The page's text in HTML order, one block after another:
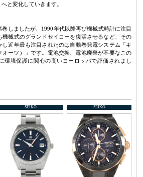
と変化していきます。
しましたが、1990年代以降再び機械式時計に注目
機械式のグランドセイコーを復活させるなど、その
近年最も注目されたのは自動巻発電システム「キ
オーツ）」です。電池交換、電池廃棄が不要なこの
環境保護に関心の高いヨーロッパで評価されまし
SEIKO SEIKO